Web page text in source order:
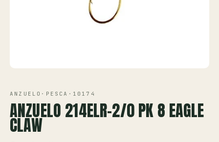
ANZUELO · PESCA · 10174
ANZUELO 214ELR-2/0 PK 8 EAGLE
CLAW